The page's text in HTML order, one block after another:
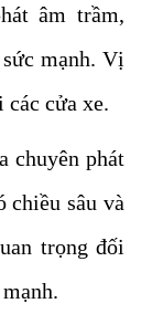
âm trầm,
mạnh. Vị
cửa xe.
chuyên phát
chiều sâu và
trọng đối